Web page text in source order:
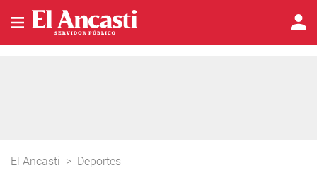
El Ancasti > Deportes